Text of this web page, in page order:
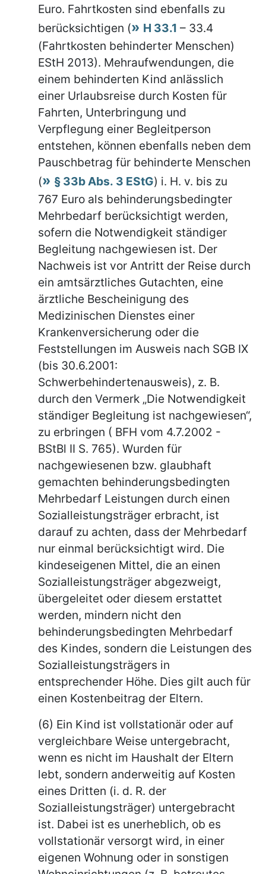
Euro. Fahrtkosten sind ebenfalls zu
berücksichtigen (
H 33.1 – 33.4
(Fahrtkosten behinderter Menschen)
EStH 2013). Mehraufwendungen, die
einem behinderten Kind anlässlich
einer Urlaubsreise durch Kosten für
Fahrten, Unterbringung und
Verpflegung einer Begleitperson
entstehen, können ebenfalls neben dem
Pauschbetrag für behinderte Menschen
(
§ 33b Abs. 3 EStG) i. H. v. bis zu
767 Euro als behinderungsbedingter
Mehrbedarf berücksichtigt werden,
sofern die Notwendigkeit ständiger
Begleitung nachgewiesen ist. Der
Nachweis ist vor Antritt der Reise durch
ein amtsärztliches Gutachten, eine
ärztliche Bescheinigung des
Medizinischen Dienstes einer
Krankenversicherung oder die
Feststellungen im Ausweis nach SGB IX
(bis 30.6.2001:
Schwerbehindertenausweis), z. B.
durch den Vermerk „Die Notwendigkeit
ständiger Begleitung ist nachgewiesen“,
zu erbringen ( BFH vom 4.7.2002 -
BStBl II S. 765). Wurden für
nachgewiesenen bzw. glaubhaft
gemachten behinderungsbedingten
Mehrbedarf Leistungen durch einen
Sozialleistungsträger erbracht, ist
darauf zu achten, dass der Mehrbedarf
nur einmal berücksichtigt wird. Die
kindeseigenen Mittel, die an einen
Sozialleistungsträger abgezweigt,
übergeleitet oder diesem erstattet
werden, mindern nicht den
behinderungsbedingten Mehrbedarf
des Kindes, sondern die Leistungen des
Sozialleistungsträgers in
entsprechender Höhe. Dies gilt auch für
einen Kostenbeitrag der Eltern.
(6) Ein Kind ist vollstationär oder auf
vergleichbare Weise untergebracht,
wenn es nicht im Haushalt der Eltern
lebt, sondern anderweitig auf Kosten
eines Dritten (i. d. R. der
Sozialleistungsträger) untergebracht
ist. Dabei ist es unerheblich, ob es
vollstationär versorgt wird, in einer
eigenen Wohnung oder in sonstigen